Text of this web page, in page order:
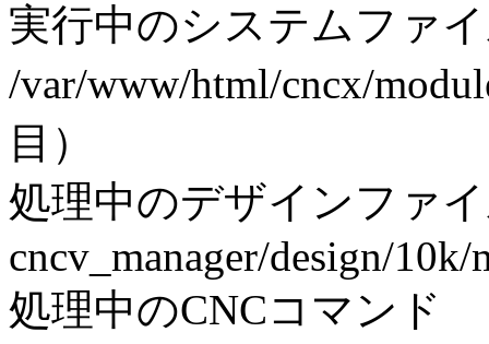
実行中のシステムファ
/var/www/html/cncx/
目）
処理中のデザインファ
cncv_manager/design/10k/
処理中のCNCコマンド